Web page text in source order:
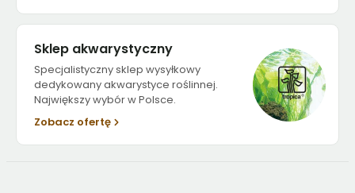
Sklep akwarystyczny
Specjalistyczny sklep wysyłkowy
dedykowany akwarystyce roślinnej.
Największy wybór w Polsce.
Zobacz ofertę